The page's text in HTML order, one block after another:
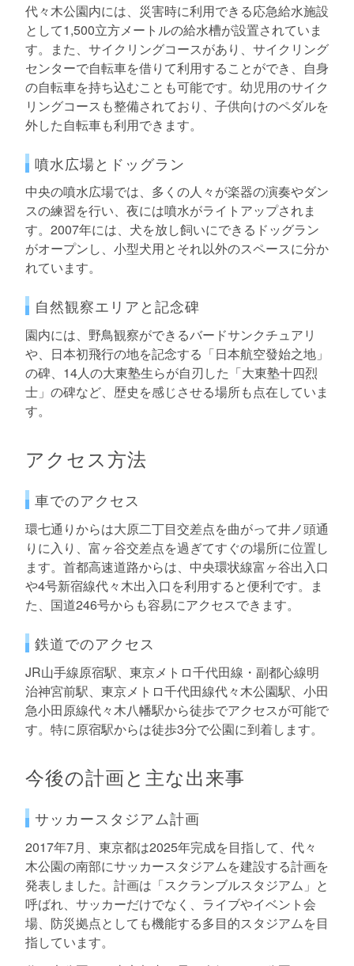
代々木公園内には、災害時に利用できる応急給水施設
として1,500立方メートルの給水槽が設置されていま
す。また、サイクリングコースがあり、サイクリング
センターで自転車を借りて利用することができ、自身
の自転車を持ち込むことも可能です。幼児用のサイク
リングコースも整備されており、子供向けのペダルを
外した自転車も利用できます。
噴水広場とドッグラン
中央の噴水広場では、多くの人々が楽器の演奏やダン
スの練習を行い、夜には噴水がライトアップされま
す。2007年には、犬を放し飼いにできるドッグラン
がオープンし、小型犬用とそれ以外のスペースに分か
れています。
自然観察エリアと記念碑
園内には、野鳥観察ができるバードサンクチュアリ
や、日本初飛行の地を記念する「日本航空發始之地」
の碑、14人の大東塾生らが自刃した「大東塾十四烈
士」の碑など、歴史を感じさせる場所も点在していま
す。
アクセス方法
車でのアクセス
環七通りからは大原二丁目交差点を曲がって井ノ頭通
りに入り、富ヶ谷交差点を過ぎてすぐの場所に位置し
ます。首都高速道路からは、中央環状線富ヶ谷出入口
や4号新宿線代々木出入口を利用すると便利です。ま
た、国道246号からも容易にアクセスできます。
鉄道でのアクセス
JR山手線原宿駅、東京メトロ千代田線・副都心線明
治神宮前駅、東京メトロ千代田線代々木公園駅、小田
急小田原線代々木八幡駅から徒歩でアクセスが可能で
す。特に原宿駅からは徒歩3分で公園に到着します。
今後の計画と主な出来事
サッカースタジアム計画
2017年7月、東京都は2025年完成を目指して、代々
木公園の南部にサッカースタジアムを建設する計画を
発表しました。計画は「スクランブルスタジアム」と
呼ばれ、サッカーだけでなく、ライブやイベント会
場、防災拠点としても機能する多目的スタジアムを目
指しています。